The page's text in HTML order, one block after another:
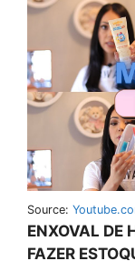
Source:
ENXOVAL DE
FAZER